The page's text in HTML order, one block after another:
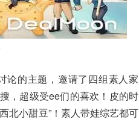
论的主题，邀请了四组素人家
，超级受ee们的喜欢！皮的时
北小甜豆”！素人带娃综艺都可